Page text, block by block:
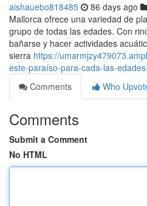
aishauebo818485 86 days ago
Mallorca ofrece una variedad de
grupo de todas las edades. Con
bañarse y hacer actividades
sierra https://
este-paraíso-para-cada-las-
Comments
Who
Comments
Submit a Comment
No HTML